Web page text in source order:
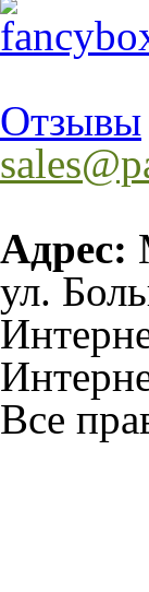
Отзывы
Адрес:
ул.
Все